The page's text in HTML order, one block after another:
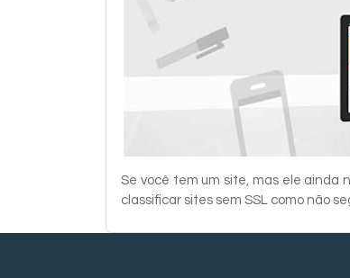
Se você tem um site, mas ele ainda
classificar sites sem SSL como não